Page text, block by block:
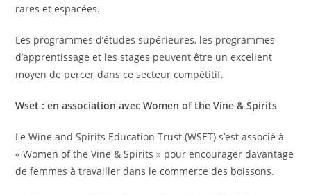
rares et espacées.
Les programmes d’études supérieures, les programmes
d’apprentissage et les stages peuvent être un excellent
moyen de percer dans ce secteur compétitif.
Wset : en association avec Women of the Vine & Spirits
Le Wine and Spirits Education Trust (WSET) s’est associé à
« Women of the Vine & Spirits » pour encourager davantage
de femmes à travailler dans le commerce des boissons.